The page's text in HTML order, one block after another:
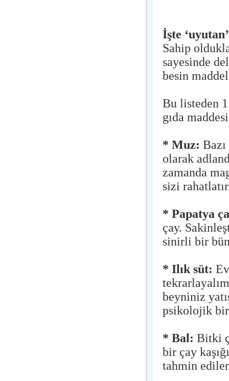
İşte
Sahip
sayesinde
besin
Bu listeden
gıda
* Muz:
olarak
zamanda
sizi
* Papatya
çay.
sinirli bir
* Ilık süt:
beyniniz
psikolojik bir
* Bal:Bitki
bir çay
tahmin